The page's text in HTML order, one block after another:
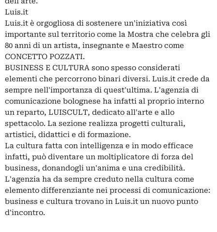
Luis.it
Luis.it è orgogliosa di sostenere un'iniziativa così
importante sul territorio come la Mostra che celebra gli
80 anni di un artista, insegnante e Maestro come
CONCETTO POZZATI.
BUSINESS E CULTURA sono spesso considerati
elementi che percorrono binari diversi. Luis.it crede da
sempre nell'importanza di quest'ultima. L'agenzia di
comunicazione bolognese ha infatti al proprio interno
un reparto, LUISCULT, dedicato all'arte e allo
spettacolo. La sezione realizza progetti culturali,
artistici, didattici e di formazione.
La cultura fatta con intelligenza e in modo efficace
infatti, può diventare un moltiplicatore di forza del
business, donandogli un'anima e una credibilità.
L'agenzia ha da sempre creduto nella cultura come
elemento differenziante nei processi di comunicazione:
business e cultura trovano in Luis.it un nuovo punto
d'incontro.